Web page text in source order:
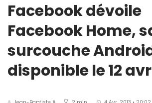
Facebook dévoile
Facebook Home,
surcouche
disponible le 12